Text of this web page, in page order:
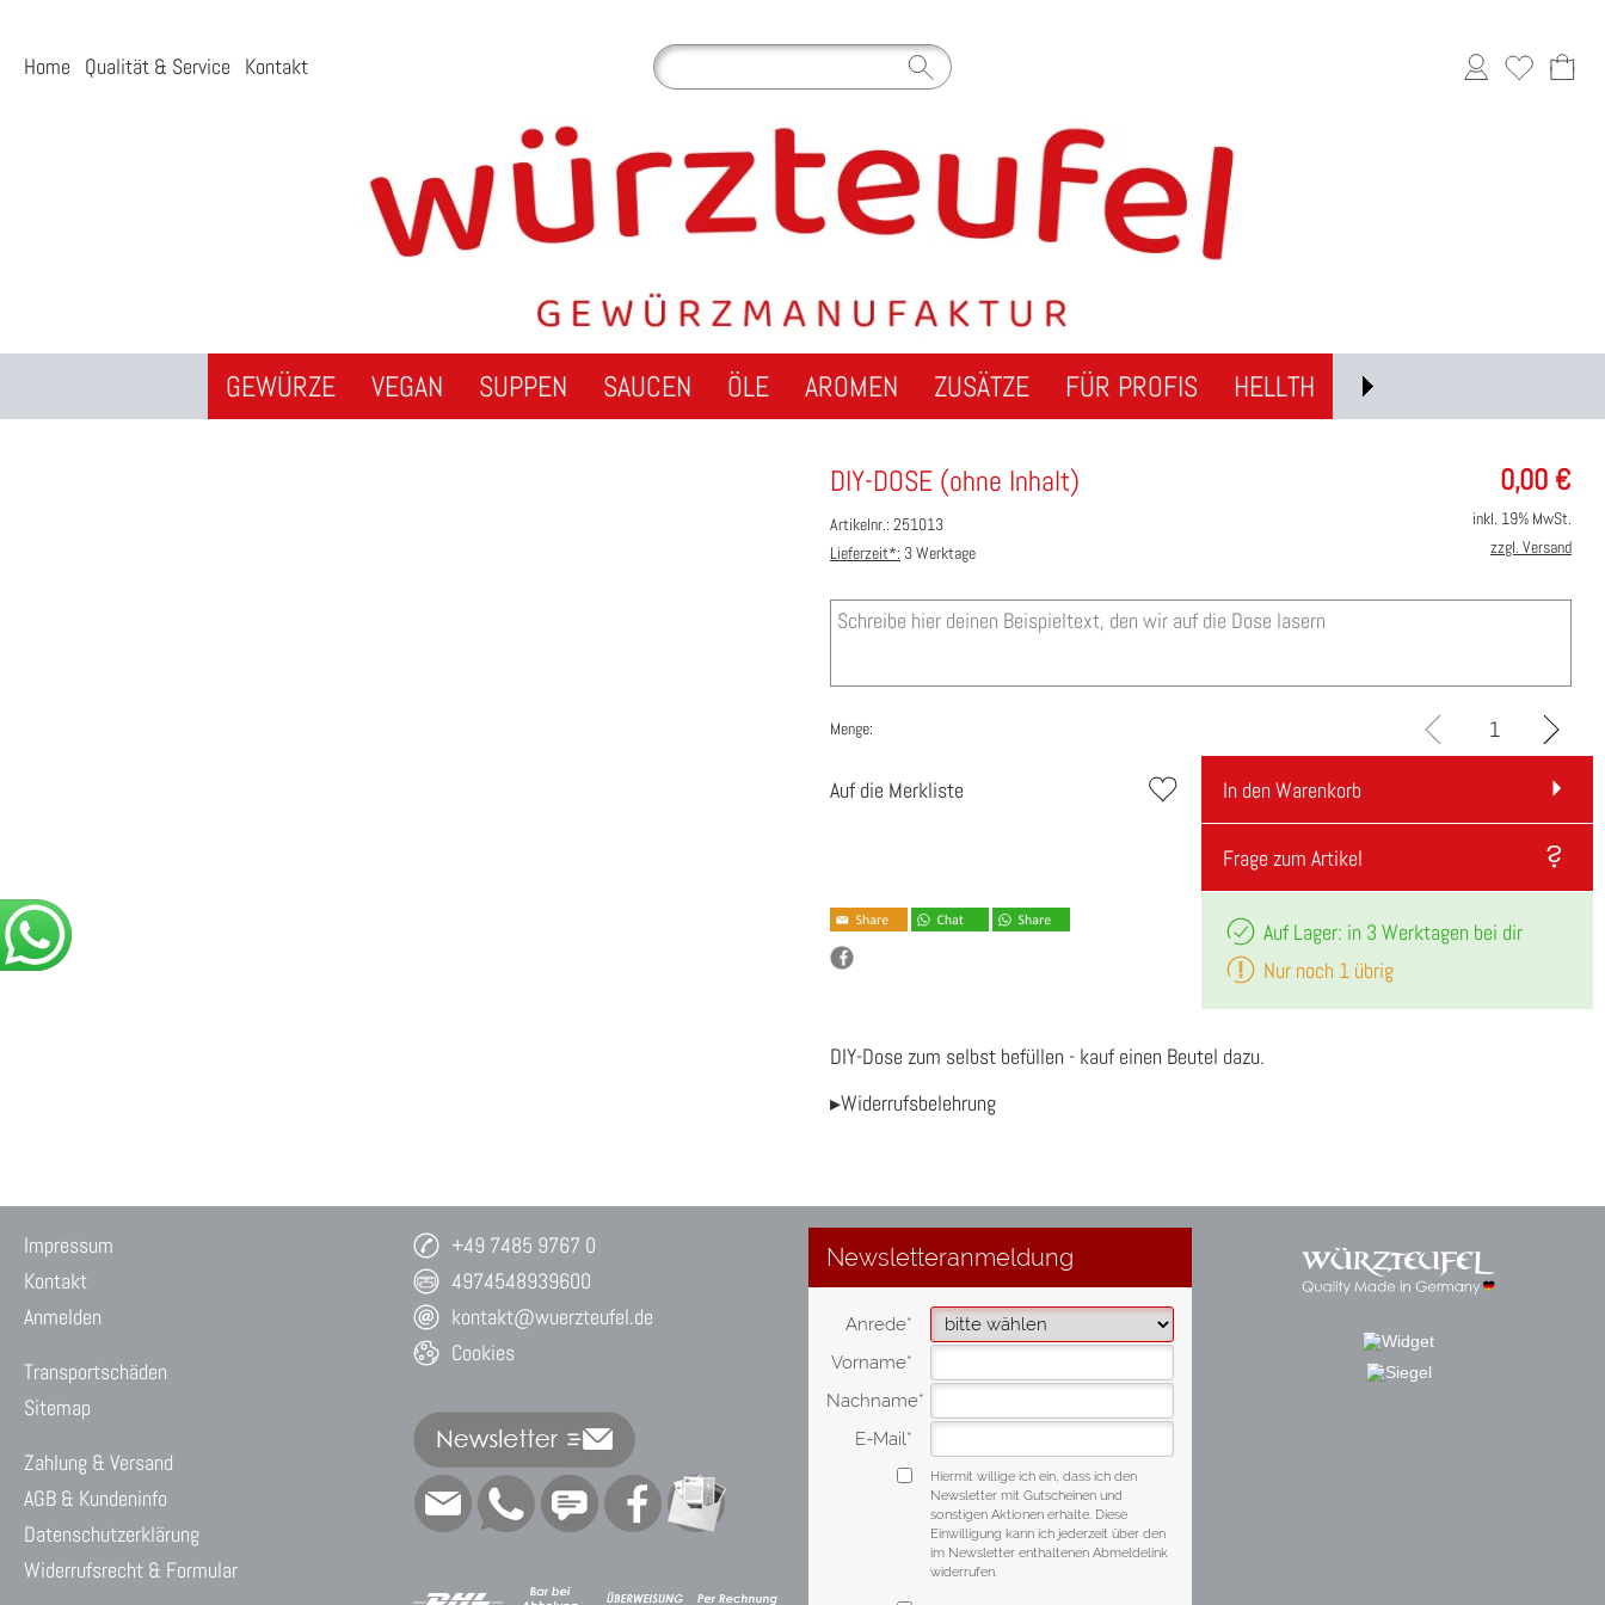
Home Qualität & Service Kontakt
GEWÜRZE VEGAN SUPPEN SAUCEN ÖLE AROMEN ZUSÄTZE FÜR PROFIS HELLTH
0,00 €
DIY-DOSE (ohne Inhalt)
Artikelnr.: 251013
Lieferzeit*: 3 Werktage
inkl. 19% MwSt.
zzgl. Versand
Menge:
Auf die Merkliste In den Warenkorb
Frage zum Artikel
Auf Lager: in 3 Werktagen bei dir
Nur noch 1 übrig
DIY-Dose zum selbst befüllen - kauf einen Beutel dazu.
▸Widerrufsbelehrung
Impressum
Kontakt
Anmelden
Transportschäden
Sitemap
Zahlung & Versand
AGB & Kundeninfo
Datenschutzerklärung
Widerrufsrecht & Formular
+49 7485 9767 0
4974548939600
kontakt@wuerzteufel.de
Cookies